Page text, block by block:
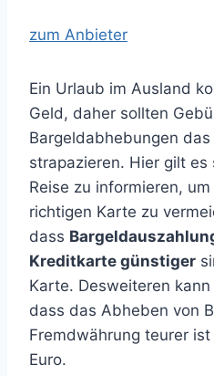
zum Anbieter
Ein Urlaub im Ausland
Geld, daher sollten
Bargeldabhebungen
strapazieren. Hier gilt
Reise zu informieren,
richtigen Karte zu
dass
Kreditkarte günstiger
Karte. Desweiteren
dass das Abheben von
Fremdwährung teurer
Euro.